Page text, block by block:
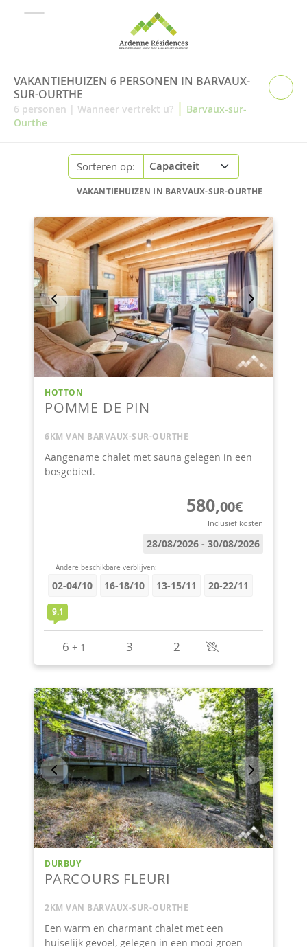
VAKANTIEHUIZEN 6 PERSONEN IN BARVAUX-
SUR-OURTHE
6 personen | Wanneer vertrekt u? | Barvaux-sur-
Ourthe
Sorteren op:
VAKANTIEHUIZEN IN BARVAUX-SUR-OURTHE